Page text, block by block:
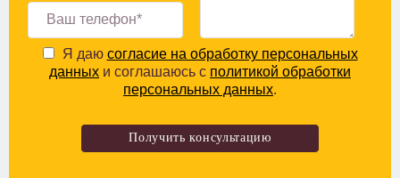
Я даю согласие на обработку персональных
данных и соглашаюсь с политикой обработки
персональных данных.